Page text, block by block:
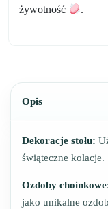
żywotność
.
Opis
Dekoracje stołu:
świąteczne kolacje.
Ozdoby
jako unikalne